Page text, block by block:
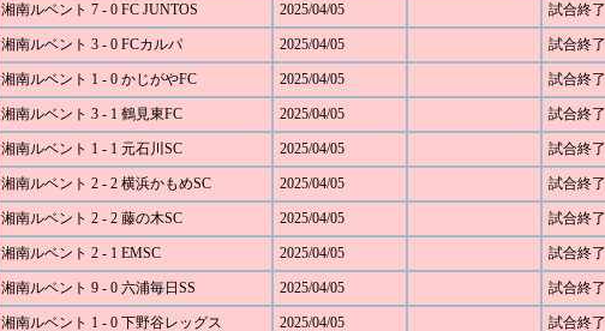
湘南ルベント 7 - 0 FC JUNTOS 2025/04/05 試合終了
湘南ルベント 3 - 0 FCカルパ 2025/04/05 試合終了
湘南ルベント 1 - 0 かじがやFC 2025/04/05 試合終了
湘南ルベント 3 - 1 鶴見東FC 2025/04/05 試合終了
湘南ルベント 1 - 1 元石川SC 2025/04/05 試合終了
湘南ルベント 2 - 2 横浜かもめSC 2025/04/05 試合終了
湘南ルベント 2 - 2 藤の木SC 2025/04/05 試合終了
湘南ルベント 2 - 1 EMSC 2025/04/05 試合終了
湘南ルベント 9 - 0 六浦毎日SS 2025/04/05 試合終了
湘南ルベント 1 - 0 下野谷レッグス 2025/04/05 試合終了